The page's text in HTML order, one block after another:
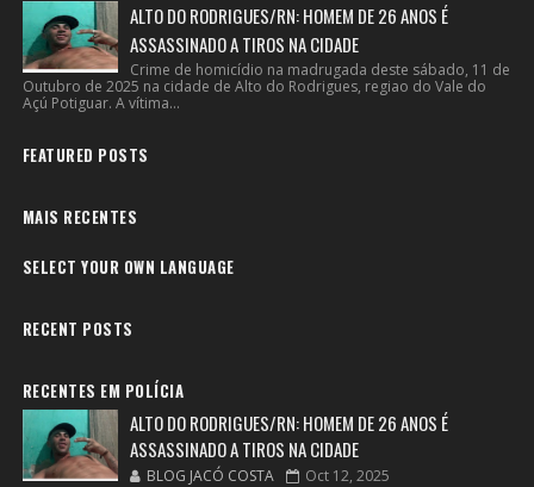
ALTO DO RODRIGUES/RN: HOMEM DE 26 ANOS É
ASSASSINADO A TIROS NA CIDADE
Crime de homicídio na madrugada deste sábado, 11 de
Outubro de 2025 na cidade de Alto do Rodrigues, regiao do Vale do
Açú Potiguar. A vítima...
FEATURED POSTS
MAIS RECENTES
SELECT YOUR OWN LANGUAGE
RECENT POSTS
RECENTES EM POLÍCIA
ALTO DO RODRIGUES/RN: HOMEM DE 26 ANOS É
ASSASSINADO A TIROS NA CIDADE
BLOG JACÓ COSTA Oct 12, 2025